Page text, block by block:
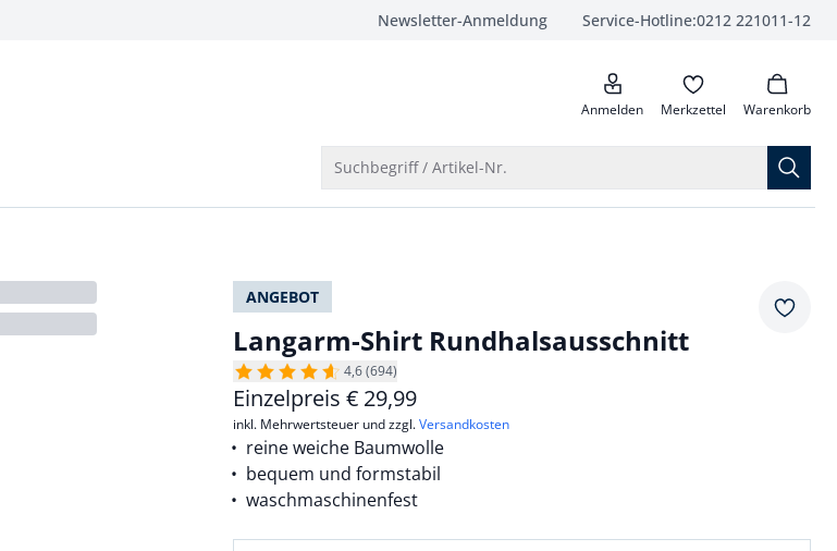
Newsletter-Anmeldung Service-Hotline:0212 221011-12
anrufen
Anmelden Merkzettel Warenkorb
Suchbegriff / Artikel-Nr.
ANGEBOT
Langarm-Shirt Rundhalsausschnitt
4,6 (694)
Einzelpreis € 29,99
inkl. Mehrwertsteuer und zzgl.Versandkosten
reine weiche Baumwolle
bequem und formstabil
waschmaschinenfest